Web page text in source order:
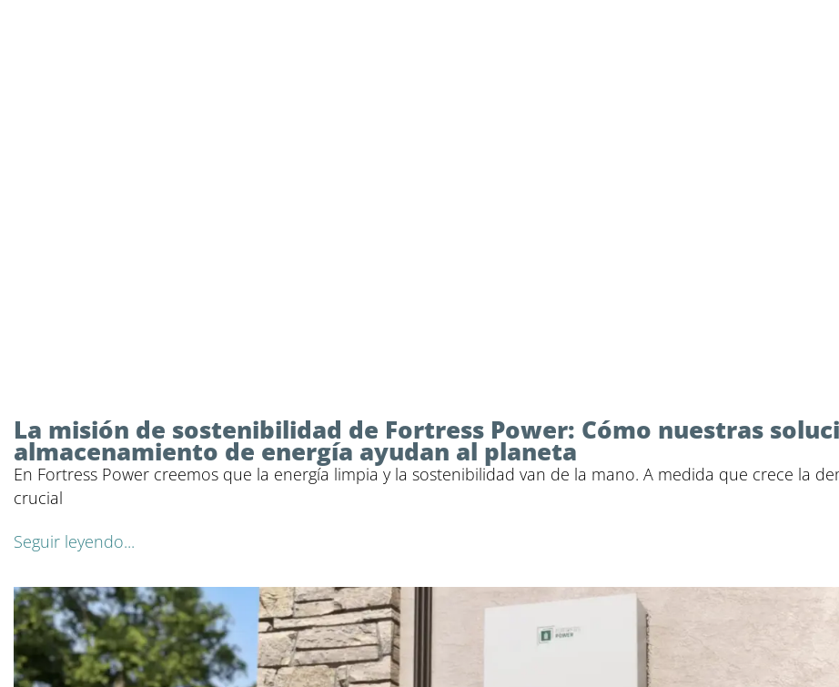
La misión de sostenibilidad de Fortress Power: Cómo nuestras
almacenamiento de energía ayudan al planeta
En Fortress Power creemos que la energía limpia y la sostenibilidad van de la mano. A medida que crece la
crucial
Seguir leyendo...